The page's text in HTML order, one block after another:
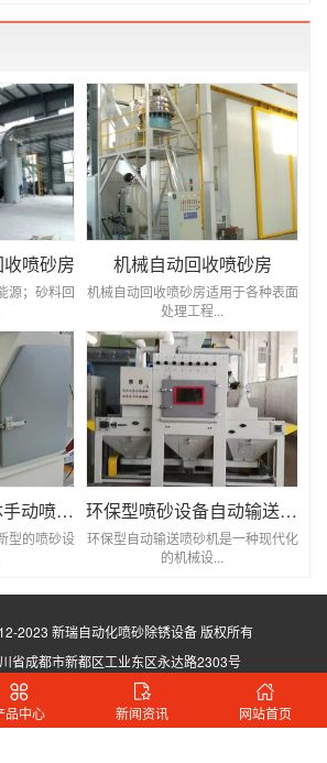
喷砂房
源；砂料回
机械自动回收喷砂房
机械自动回收喷砂房适用于各种表面
处理工程...
环保型喷砂机箱体手动喷砂机
型的喷砂设
环保型喷砂设备自动输送喷砂机
环保型自动输送喷砂机是一种现代化
的机械设...
2023 新瑞自动化喷砂除锈设备 版权所有
省成都市新都区工业东区永达路2303号
蜀ICP备2021029923号
品中心 新闻资讯 网站首页